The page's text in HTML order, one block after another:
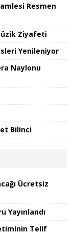
Resmen
Ziyafeti
Yenileniyor
Naylonu
Bilinci
Ücretsiz
Yayınlandı
Telif